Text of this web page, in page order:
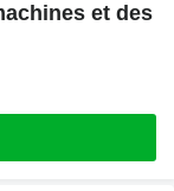
et des